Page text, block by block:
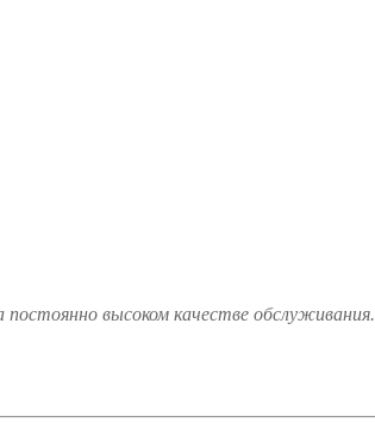
высоком качестве обслуживания.